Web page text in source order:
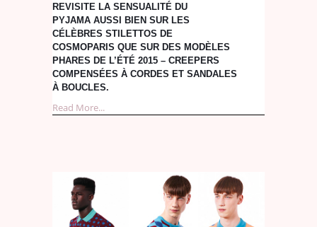
REVISITE LA SENSUALITÉ DU
PYJAMA AUSSI BIEN SUR LES
CÉLÈBRES STILETTOS DE
COSMOPARIS QUE SUR DES MODÈLES
PHARES DE L’ÉTÉ 2015 – CREEPERS
COMPENSÉES À CORDES ET SANDALES
À BOUCLES.
Read More...